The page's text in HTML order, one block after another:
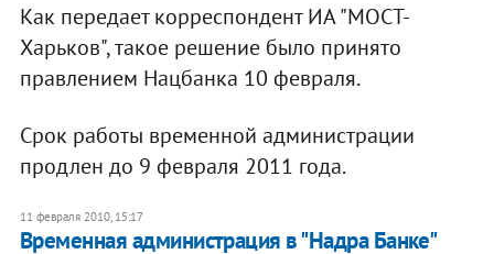
Как передает корреспондент ИА "МОСТ-
Харьков", такое решение было принято
правлением Нацбанка 10 февраля.
Срок работы временной администрации
продлен до 9 февраля 2011 года.
11 февраля 2010, 15:17
Временная администрация в "Надра Банке"